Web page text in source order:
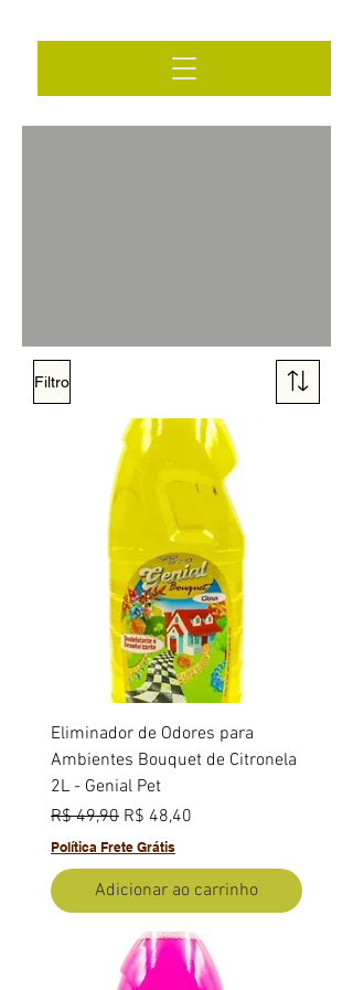
Filtro
Eliminador de Odores para
Ambientes Bouquet de Citronela
2L - Genial Pet
Preço normal
R$ 49,90 Preço promocional
R$ 48,40
Política Frete Grátis
Adicionar ao carrinho